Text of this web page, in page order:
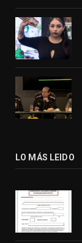
LO MÁS LEIDO